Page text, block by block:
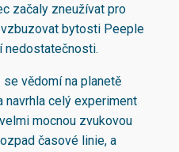
začaly zneužívat pro
bytosti Peeple
nedostatečnosti.
vědomí na planetě
navrhla celý experiment
mocnou zvukovou
časové linie, a